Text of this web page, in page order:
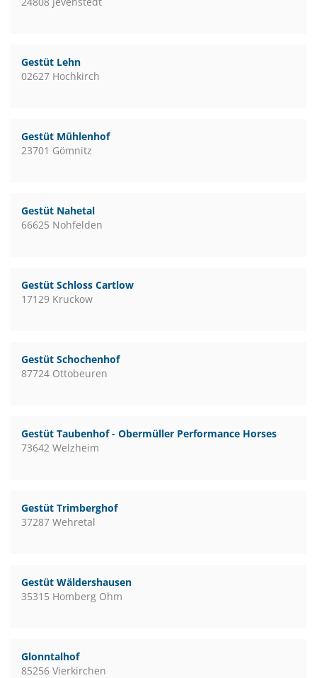
Gestüt Lehn
02627 Hochkirch
Gestüt Mühlenhof
23701 Gömnitz
Gestüt Nahetal
66625 Nohfelden
Gestüt Schloss Cartlow
17129 Kruckow
Gestüt Schochenhof
87724 Ottobeuren
Gestüt Taubenhof - Obermüller Performance Horses
73642 Welzheim
Gestüt Trimberghof
37287 Wehretal
Gestüt Wäldershausen
35315 Homberg Ohm
Glonntalhof
85256 Vierkirchen